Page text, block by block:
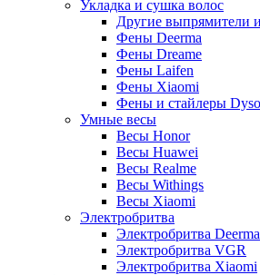
Укладка и сушка волос
Другие выпрямители
Фены Deerma
Фены Dreame
Фены Laifen
Фены Xiaomi
Фены и стайлеры
Умные весы
Весы Honor
Весы Huawei
Весы Realme
Весы Withings
Весы Xiaomi
Электробритва
Электробритва Deerma
Электробритва VGR
Электробритва Xiaomi